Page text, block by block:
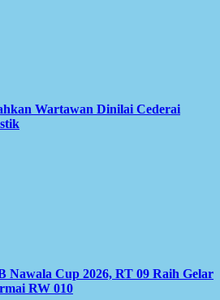
Wartawan Dinilai Cederai
Nawala Cup 2026, RT 09 Raih Gelar
RW 010